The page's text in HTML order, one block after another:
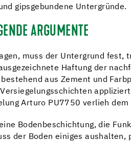
gipsgebundene Untergründe.
ARGUMENTE
muss der Untergrund
Haftung der
aus Zement und
Arturo PU7750 verlieh
Bodenbeschichtung, die
der Boden einiges